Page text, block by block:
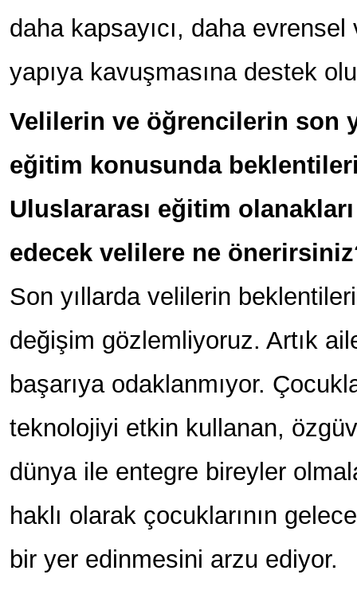
daha kapsayıcı, daha
yapıya kavuşmasına destek
Velilerin ve öğrencilerin son
eğitim konusunda
Uluslararası eğitim
edecek velilere ne
Son yıllarda velilerin
değişim gözlemliyoruz. Artık
başarıya odaklanmıyor.
teknolojiyi etkin kullanan,
dünya ile entegre bireyler
haklı olarak çocuklarının
bir yer edinmesini arzu ediyor.